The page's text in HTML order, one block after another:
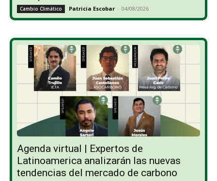
Cambio Climático Patricia Escobar - 04/08/2026
Agenda virtual | Expertos de
Latinoamerica analizarán las nuevas
tendencias del mercado de carbono